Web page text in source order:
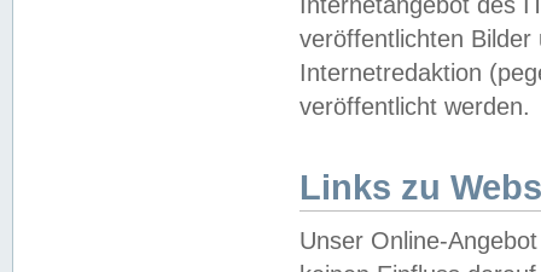
veröffentlichten
Internetredaktion
veröffentlicht werden.
Links zu
Unser Online-